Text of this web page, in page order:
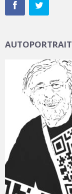
AUTOPORTRAIT